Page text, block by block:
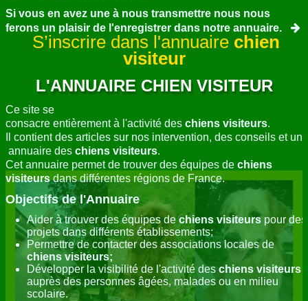
Si vous en avez une à nous transmettre nous nous
ferons un plaisir de l'enregistrer dans notre annuaire.
S’inscrire dans l'annuairechien
visiteur
L'ANNUAIRE CHIEN VISITEUR
Ce site se
consacre entièrement à l'activité des chiens visiteurs.
Il contient des articles sur nos intervention, des conseils et un
annuaire des chiens visiteurs.
Cet annuaire permet de trouver des équipes de chiens
visiteursdans différentes régions de France.
Objectifs de l'Annuaire
Aider à trouver des équipes dechiens visiteurspour des
projets dans différents établissements;
Permettre de contacter des associations locales de
chiens visiteurs;
Développer la visibilité de l'activité des chiens visiteurs
auprès des personnes âgées, malades ou en milieu
scolaire.